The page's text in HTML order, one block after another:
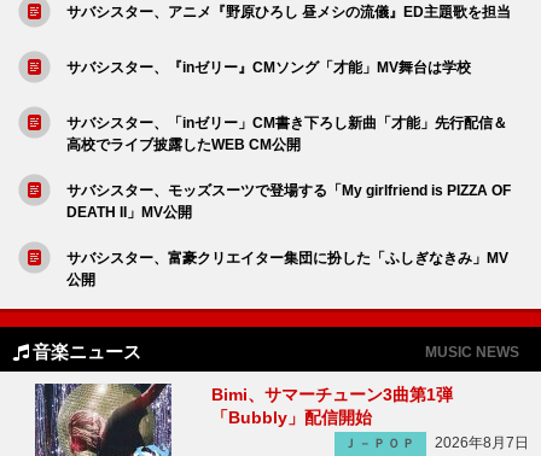
サバシスター、アニメ『野原ひろし 昼メシの流儀』ED主題歌を担当
サバシスター、『inゼリー』CMソング「才能」MV舞台は学校
サバシスター、「inゼリー」CM書き下ろし新曲「才能」先行配信＆
高校でライブ披露したWEB CM公開
サバシスター、モッズスーツで登場する「My girlfriend is PIZZA OF
DEATH II」MV公開
サバシスター、富豪クリエイター集団に扮した「ふしぎなきみ」MV
公開
音楽ニュース MUSIC NEWS
Bimi、サマーチューン3曲第1弾
「Bubbly」配信開始
Ｊ－ＰＯＰ 2026年8月7日